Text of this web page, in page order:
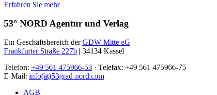
Erfahren Sie mehr
53° NORD Agentur und Verlag
Ein Geschäftsbereich derGDW Mitte eG
Frankfurter Straße 227b | 34134 Kassel
Telefon: +49 561 475966-53 · Telefax: +49 561 475966-75
E-Mail: info(ät)53grad-nord.com
AGB